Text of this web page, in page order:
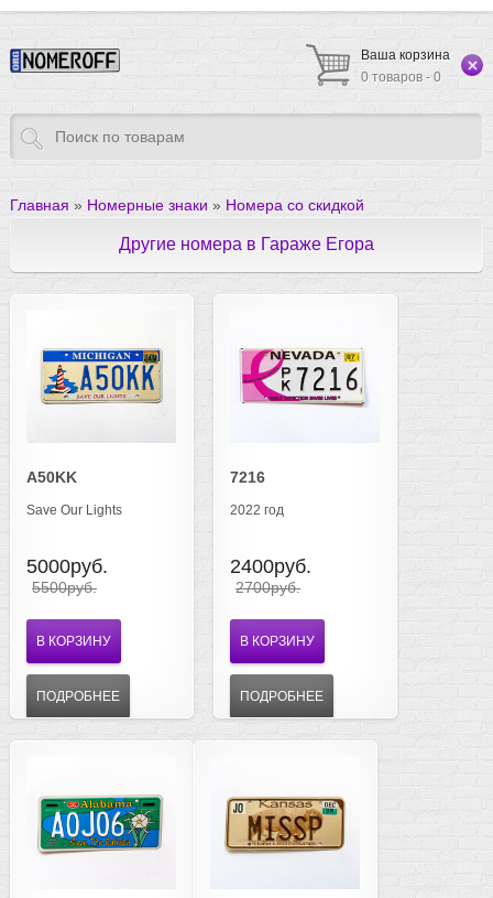
Ваша корзина
0 товаров - 0
Главная » Номерные знаки » Номера со скидкой
Другие номера в Гараже Егора
A50KK
Save Our Lights
5000руб.
5500руб.
В КОРЗИНУ
ПОДРОБНЕЕ
7216
2022 год
2400руб.
2700руб.
В КОРЗИНУ
ПОДРОБНЕЕ